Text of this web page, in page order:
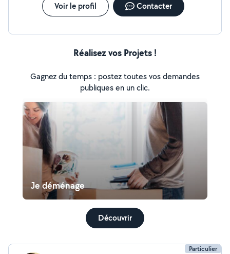
Voir le profil Contacter
Réalisez vos Projets !
Gagnez du temps : postez toutes vos demandes
publiques en un clic.
Je déménage
Découvrir
Particulier